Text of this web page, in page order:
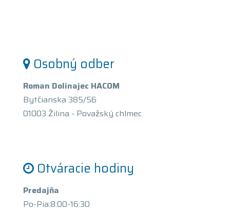
Osobný odber
Roman Dolinajec HACOM
Bytčianska 385/56
01003 Žilina - Považský chlmec
Otváracie hodiny
Predajňa
Po-Pia:8:00-16:30